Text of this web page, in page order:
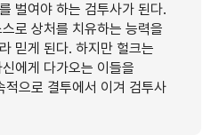
벌여야 하는 검투사가 된다.
로 상처를 치유하는 능력을
믿게 된다. 하지만 헐크는
에게 다가오는 이들을
적으로 결투에서 이겨 검투사